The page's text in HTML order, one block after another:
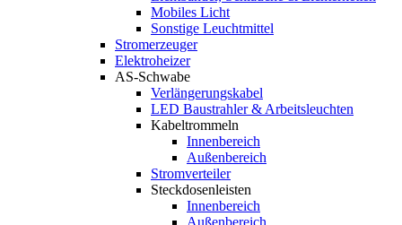
Mobiles Licht
Sonstige Leuchtmittel
Stromerzeuger
Elektroheizer
AS-Schwabe
Verlängerungskabel
LED Baustrahler & Arbeitsleuchten
Kabeltrommeln
Innenbereich
Außenbereich
Stromverteiler
Steckdosenleisten
Innenbereich
Außenbereich